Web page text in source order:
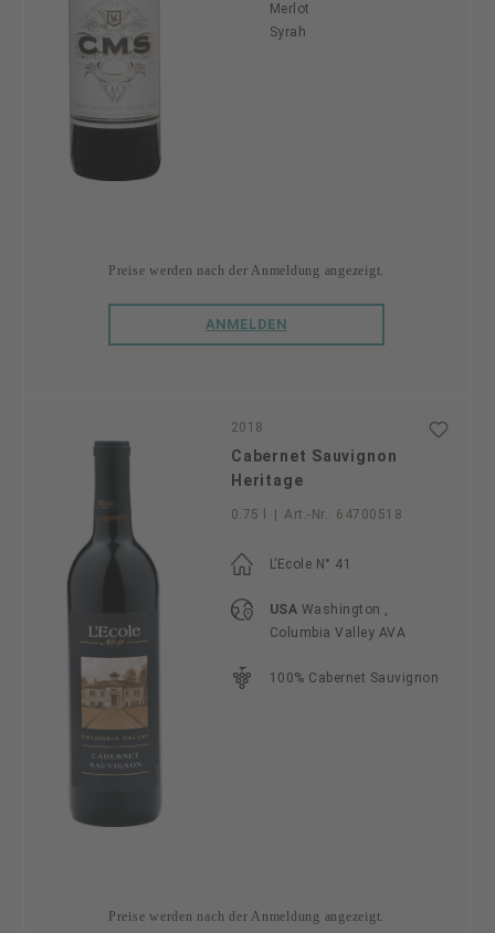
Merlot
Syrah
Preise werden nach der Anmeldung angezeigt.
ANMELDEN
2018
Cabernet Sauvignon
Heritage
0.75 l Art.-Nr.: 64700518
L’Ecole N° 41
USA Washington ,
Columbia Valley AVA
100% Cabernet Sauvignon
Preise werden nach der Anmeldung angezeigt.